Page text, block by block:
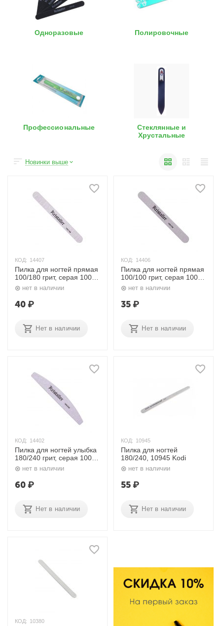
Одноразовые Полировочные
Профессиональные
Стеклянные и
Хрустальные
Новинки выше
КОД: 14407
Пилка для ногтей прямая
100/180 грит, серая 1008
Kristaller
нет в наличии
40₽
Нет в наличии
КОД: 14406
Пилка для ногтей прямая
100/100 грит, серая 1007
Kristaller
нет в наличии
35₽
Нет в наличии
КОД: 14402
Пилка для ногтей улыбка
180/240 грит, серая 1003
Kristaller
нет в наличии
60₽
Нет в наличии
КОД: 10945
Пилка для ногтей
180/240, 10945 Kodi
нет в наличии
55₽
Нет в наличии
КОД: 10380